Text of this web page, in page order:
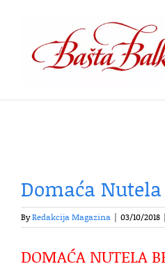
content
Domaća Nutela
ByRedakcija Magazina 03/10/2018
DOMAĆA NUTELA